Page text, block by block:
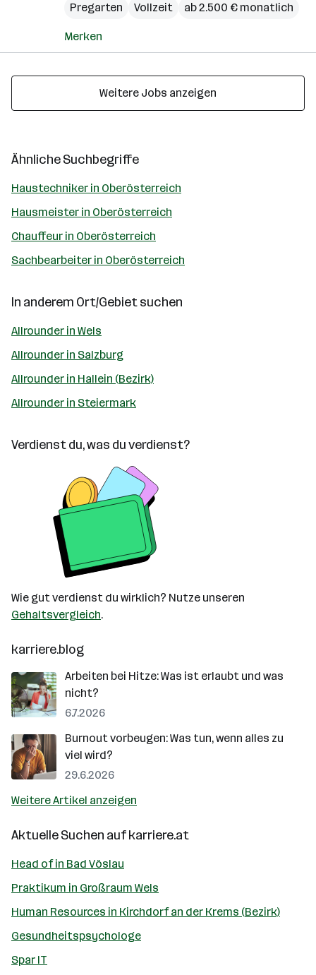
Pregarten
Vollzeit ab 2.500 € monatlich
Merken
Weitere Jobs anzeigen
Ähnliche Suchbegriffe
Haustechniker in Oberösterreich
Hausmeister in Oberösterreich
Chauffeur in Oberösterreich
Sachbearbeiter in Oberösterreich
In anderem Ort/Gebiet suchen
Allrounder in Wels
Allrounder in Salzburg
Allrounder in Hallein (Bezirk)
Allrounder in Steiermark
Verdienst du, was du verdienst?
Wie gut verdienst du wirklich? Nutze unseren
Gehaltsvergleich.
karriere.blog
Arbeiten bei Hitze: Was ist erlaubt und was
nicht?
6.7.2026
Burnout vorbeugen: Was tun, wenn alles zu
viel wird?
29.6.2026
Weitere Artikel anzeigen
Aktuelle Suchen aufkarriere.at
Head of in Bad Vöslau
Praktikum in Großraum Wels
Human Resources in Kirchdorf an der Krems (Bezirk)
Gesundheitspsychologe
Spar IT